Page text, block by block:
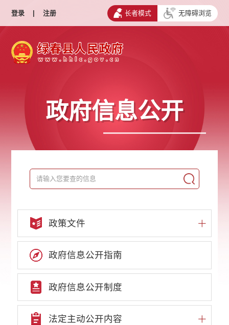
登录 | 注册 长者模式 无障碍浏览
政府信息公开
政策文件
政府信息公开指南
政府信息公开制度
法定主动公开内容